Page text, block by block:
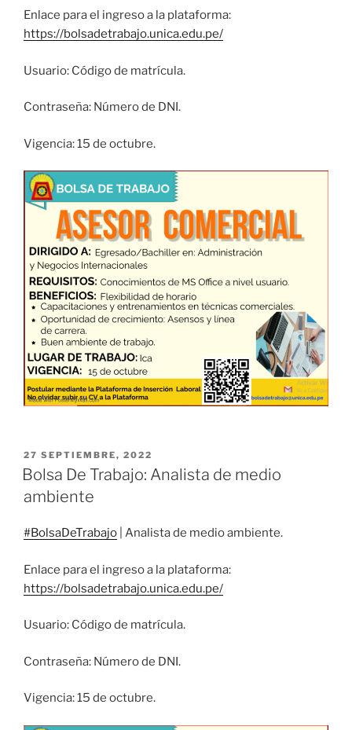
Enlace para el ingreso a la plataforma:
https://bolsadetrabajo.unica.edu.pe/
Usuario: Código de matrícula.
Contraseña: Número de DNI.
Vigencia: 15 de octubre.
PUBLICADO
EL
27 SEPTIEMBRE, 2022
Bolsa De Trabajo: Analista de medio
ambiente
#BolsaDeTrabajo | Analista de medio ambiente.
Enlace para el ingreso a la plataforma:
https://bolsadetrabajo.unica.edu.pe/
Usuario: Código de matrícula.
Contraseña: Número de DNI.
Vigencia: 15 de octubre.